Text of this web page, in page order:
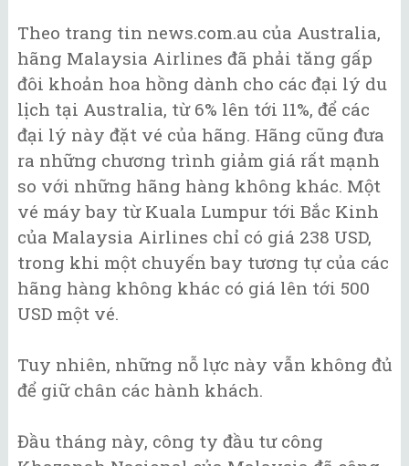
Theo trang tin news.com.au của Australia,
hãng Malaysia Airlines đã phải tăng gấp
đôi khoản hoa hồng dành cho các đại lý du
lịch tại Australia, từ 6% lên tới 11%, để các
đại lý này đặt vé của hãng. Hãng cũng đưa
ra những chương trình giảm giá rất mạnh
so với những hãng hàng không khác. Một
vé máy bay từ Kuala Lumpur tới Bắc Kinh
của Malaysia Airlines chỉ có giá 238 USD,
trong khi một chuyến bay tương tự của các
hãng hàng không khác có giá lên tới 500
USD một vé.
Tuy nhiên, những nỗ lực này vẫn không đủ
để giữ chân các hành khách.
Đầu tháng này, công ty đầu tư công